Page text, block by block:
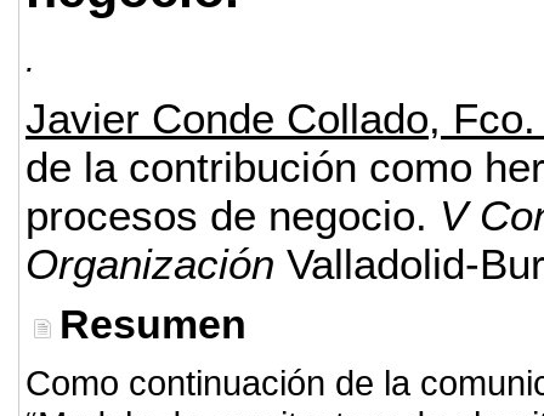
.
Javier Conde Collado,
de la contribución como
procesos de negocio. V
Organización Valladolid-
Resumen
Como continuación de la